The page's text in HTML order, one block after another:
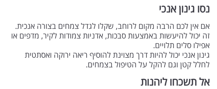
נסו גינון אנכי
אם אין לכם הרבה מקום לרוחב, שקלו לגדל צמחים בצורה אנכית.
זה יכול להיעשות באמצעות סבכות, אדניות צמודות לקיר, מדפים או
אפילו סלים תלויים.
גינון אנכי יכול להיות דרך מצוינת להוסיף ריאה ירוקה ואסתטית
לחלל קטן וגם להקל על הטיפול בצמחים.
אל תשכחו ליהנות